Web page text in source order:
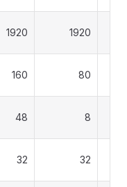
1920 1920
160 80
48 8
32 32